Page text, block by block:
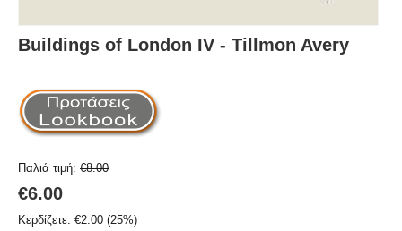
Buildings of London IV - Tillmon Avery
Παλιά τιμή: €8.00
€6.00
Κερδίζετε: €2.00 (25%)